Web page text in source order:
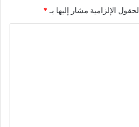
الحقول الإلزامية مشار إليها بـ *